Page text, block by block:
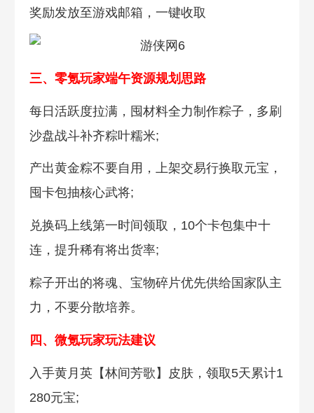
奖励发放至游戏邮箱，一键收取
三、零氪玩家端午资源规划思路
每日活跃度拉满，囤材料全力制作粽子，多刷
沙盘战斗补齐粽叶糯米;
产出黄金粽不要自用，上架交易行换取元宝，
囤卡包抽核心武将;
兑换码上线第一时间领取，10个卡包集中十
连，提升稀有将出货率;
粽子开出的将魂、宝物碎片优先供给国家队主
力，不要分散培养。
四、微氪玩家玩法建议
入手黄月英【林间芳歌】皮肤，领取5天累计1
280元宝;